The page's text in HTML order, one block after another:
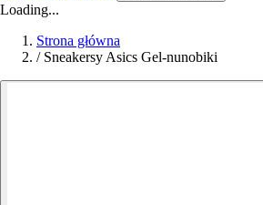
Loading...
Strona główna
/ Sneakersy Asics Gel-nunobiki